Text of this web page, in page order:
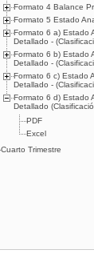
Formato 4 Balance
Formato 5 Estado
Formato 6 a) Estado
Detallado -
Formato 6 b) Estado
Detallado -
Formato 6 c) Estado
Detallado -
Formato 6 d) Estado
Detallado
PDF
Excel
Cuarto Trimestre